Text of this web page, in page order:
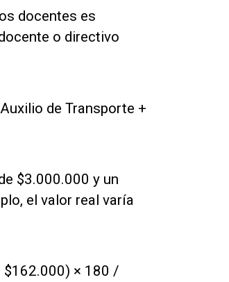
docentes es
o directivo
de Transporte +
$3.000.000 y un
el valor real varía
$162.000) × 180 /